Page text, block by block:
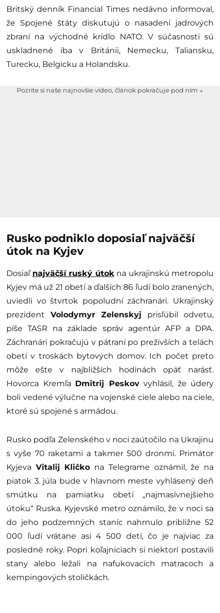
Britský denník Financial Times nedávno informoval,
že Spojené štáty diskutujú o nasadení jadrových
zbraní na východné krídlo NATO. V súčasnosti sú
uskladnené iba v Británii, Nemecku, Taliansku,
Turecku, Belgicku a Holandsku.
Pozrite si naše najnovšie video, článok pokračuje pod ním ↓
Rusko podniklo doposiaľ najväčší
útok na Kyjev
Dosiaľ najväčší ruský útokna ukrajinskú metropolu
Kyjev má už 21 obetí a ďalších 86 ľudí bolo zranených,
uviedli vo štvrtok popoludní záchranári. Ukrajinský
prezident Volodymyr Zelenskyj prisľúbil odvetu,
píše TASR na základe správ agentúr AFP a DPA.
Záchranári pokračujú v pátraní po preživších a telách
obetí v troskách bytových domov. Ich počet preto
môže ešte v najbližších hodinách opäť narásť.
Hovorca Kremľa Dmitrij Peskovvyhlásil, že údery
boli vedené výlučne na vojenské ciele alebo na ciele,
ktoré sú spojené s armádou.
Rusko podľa Zelenského v noci zaútočilo na Ukrajinu
s vyše 70 raketami a takmer 500 dronmi. Primátor
Kyjeva Vitalij Kličko na Telegrame oznámil, že na
piatok 3. júla bude v hlavnom meste vyhlásený deň
smútku na pamiatku obetí „najmasívnejšieho
útoku“ Ruska. Kyjevské metro oznámilo, že v noci sa
do jeho podzemných staníc nahrnulo približne 52
000 ľudí vrátane asi 4 500 detí, čo je najviac za
posledné roky. Popri koľajniciach si niektorí postavili
stany alebo ležali na nafukovacích matracoch a
kempingových stoličkách.